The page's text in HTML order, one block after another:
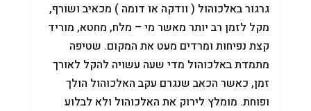
גרגור באלכוהול ( וודקה או דומה ) מכאיב ושורף,
מקל לזמן רב יותר מאשר מי – מלח, מחטא, מוריד
קצת נפיחות ומרדים מעט את המקום. שטיפה
מתמדת באלכוהול מדי שעה עשויה להקל לאורך
זמן, כאשר הכאב שנגרם עקב האלכוהול הולך
ופוחת. מומלץ לירוק את האלכוהול ולא לבלוע